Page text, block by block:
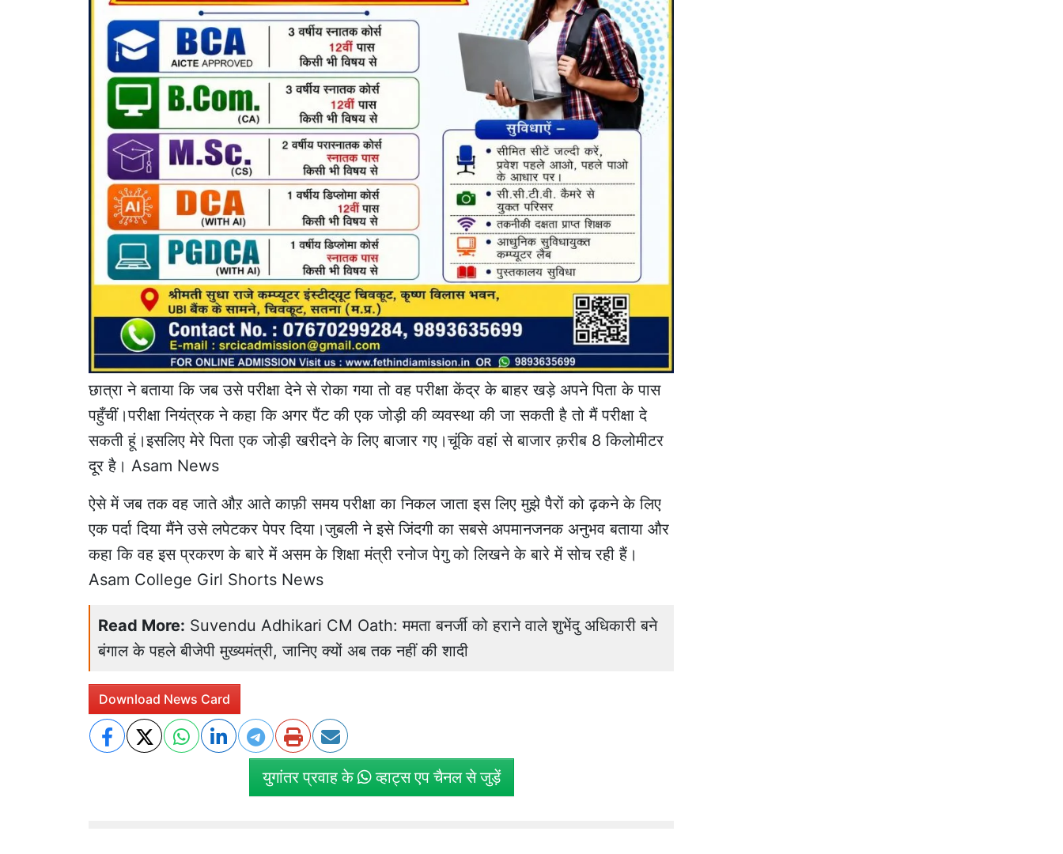
छात्रा ने बताया कि जब उसे परीक्षा देने से रोका गया तो वह परीक्षा केंद्र के बाहर खड़े अपने पिता के पास
पहुँचीं।परीक्षा नियंत्रक ने कहा कि अगर पैंट की एक जोड़ी की व्यवस्था की जा सकती है तो मैं परीक्षा दे
सकती हूं।इसलिए मेरे पिता एक जोड़ी खरीदने के लिए बाजार गए।चूंकि वहां से बाजार क़रीब 8 किलोमीटर
दूर है। Asam News
ऐसे में जब तक वह जाते औऱ आते काफ़ी समय परीक्षा का निकल जाता इस लिए मुझे पैरों को ढ़कने के लिए
एक पर्दा दिया मैंने उसे लपेटकर पेपर दिया।जुबली ने इसे जिंदगी का सबसे अपमानजनक अनुभव बताया और
कहा कि वह इस प्रकरण के बारे में असम के शिक्षा मंत्री रनोज पेगु को लिखने के बारे में सोच रही हैं।
Asam College Girl Shorts News
Read More: Suvendu Adhikari CM Oath: ममता बनर्जी को हराने वाले शुभेंदु अधिकारी बने
बंगाल के पहले बीजेपी मुख्यमंत्री, जानिए क्यों अब तक नहीं की शादी
Download News Card
युगांतर प्रवाह के व्हाट्स एप चैनल से जुड़ें